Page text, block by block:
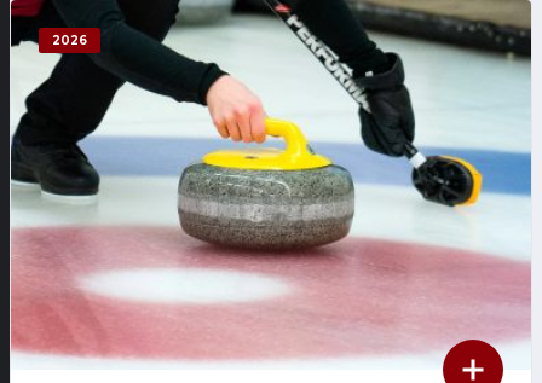
2026